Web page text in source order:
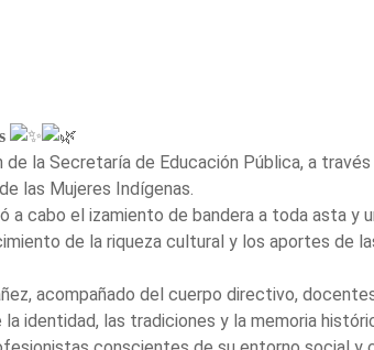
la Secretaría de Educación Pública, a
las Mujeres Indígenas.
cabo el izamiento de bandera a toda asta y
de la riqueza cultural y los aportes de
acompañado del cuerpo directivo,
identidad, las tradiciones y la memoria